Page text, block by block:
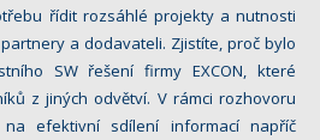
řídit rozsáhlé projekty a nutnosti
a dodavateli. Zjistíte, proč bylo
SW řešení firmy EXCON, které
z jiných odvětví. V rámci rozhovoru
efektivní sdílení informací napříč